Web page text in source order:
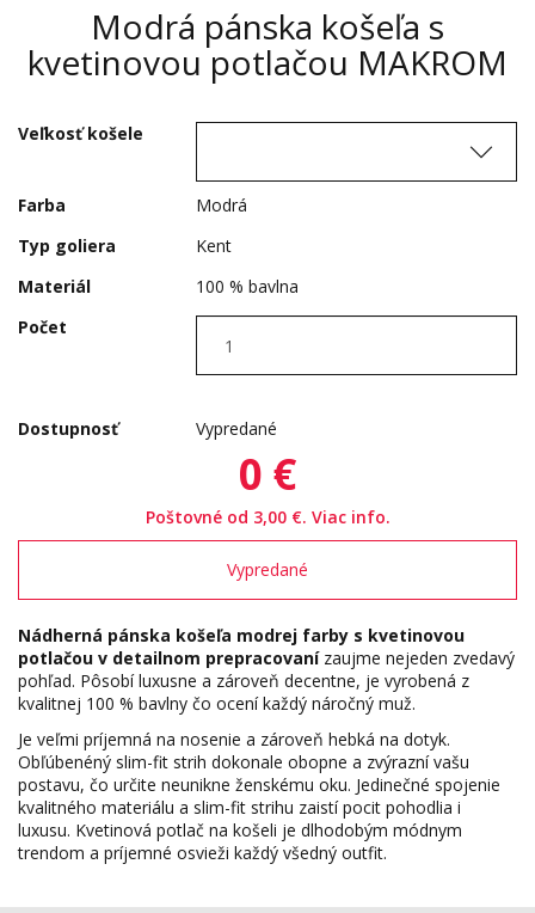
Modrá pánska košeľa s
kvetinovou potlačou MAKROM
Veľkosť košele
Farba
Modrá
Typ goliera
Kent
Materiál
100 % bavlna
Počet
Dostupnosť Vypredané
0 €
Poštovné od 3,00 €. Viac info.
Vypredané
Nádherná pánska košeľa modrej farby s kvetinovou
potlačou v detailnom prepracovanízaujme nejeden zvedavý
pohľad. Pôsobí luxusne a zároveň decentne, je vyrobená z
kvalitnej 100 % bavlny čo ocení každý náročný muž.
Je veľmi príjemná na nosenie a zároveň hebká na dotyk.
Obľúbenéný slim-fit strih dokonale obopne a zvýrazní vašu
postavu, čo určite neunikne ženskému oku. Jedinečné spojenie
kvalitného materiálu a slim-fit strihu zaistí pocit pohodlia i
luxusu. Kvetinová potlač na košeli je dlhodobým módnym
trendom a príjemné osvieži každý všedný outfit.